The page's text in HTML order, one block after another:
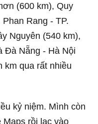
(600 km), Quy
Rang - TP.
Nguyên (540 km),
Đà Nẵng - Hà Nội
km qua rất nhiều
kỷ niệm. Mình còn
rồi lạc vào